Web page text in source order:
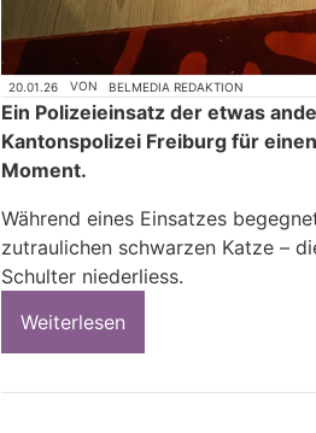
20.01.26 VON BELMEDIA REDAKTION
Ein Polizeieinsatz der etwas
Kantonspolizei Freiburg für
Moment.
Während eines Einsatzes
zutraulichen schwarzen Katze –
Schulter niederliess.
Weiterlesen